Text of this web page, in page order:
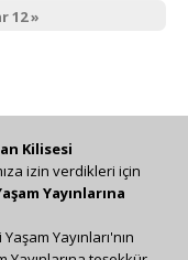
12 »
Kilisesi
izin verdikleri için
Yayınlarına
Yaşam Yayınları'nın